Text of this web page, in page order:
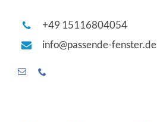
+49 15116804054
info@passende-fenster.de